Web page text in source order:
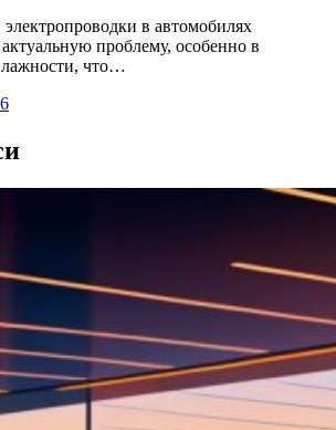
электропроводки в автомобилях
проблему, особенно в
что…